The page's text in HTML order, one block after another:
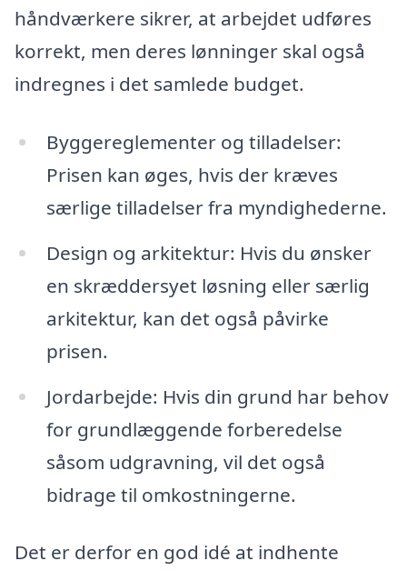
håndværkere sikrer, at arbejdet udføres
korrekt, men deres lønninger skal også
indregnes i det samlede budget.
Byggereglementer og tilladelser:
Prisen kan øges, hvis der kræves
særlige tilladelser fra myndighederne.
Design og arkitektur: Hvis du ønsker
en skræddersyet løsning eller særlig
arkitektur, kan det også påvirke
prisen.
Jordarbejde: Hvis din grund har behov
for grundlæggende forberedelse
såsom udgravning, vil det også
bidrage til omkostningerne.
Det er derfor en god idé at indhente